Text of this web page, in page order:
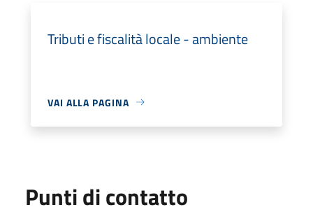
Tributi e fiscalità locale - ambiente
VAI ALLA PAGINA
Punti di contatto